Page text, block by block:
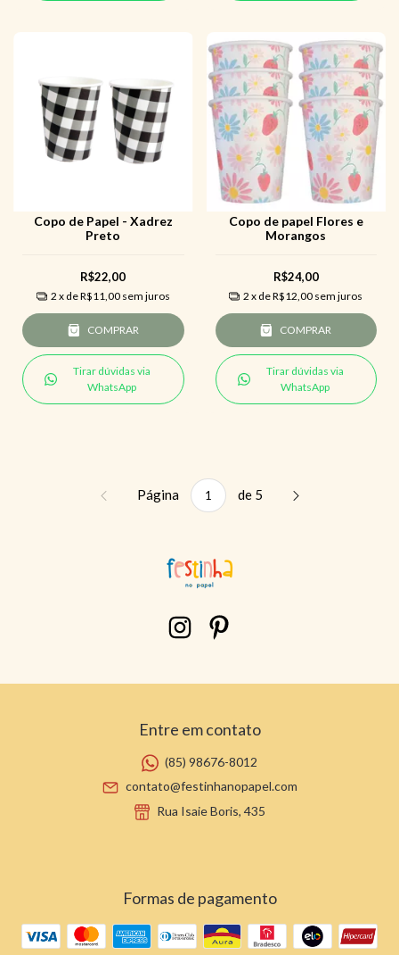
Copo de Papel - Xadrez
Preto
R$22,00
2 x deR$11,00 sem juros
COMPRAR
Tirar dúvidas via
WhatsApp
Copo de papel Flores e
Morangos
R$24,00
2 x deR$12,00 sem juros
COMPRAR
Tirar dúvidas via
WhatsApp
Página de 5
Entre em contato
(85) 98676-8012
contato@festinhanopapel.com
Rua Isaie Boris, 435
Formas de pagamento